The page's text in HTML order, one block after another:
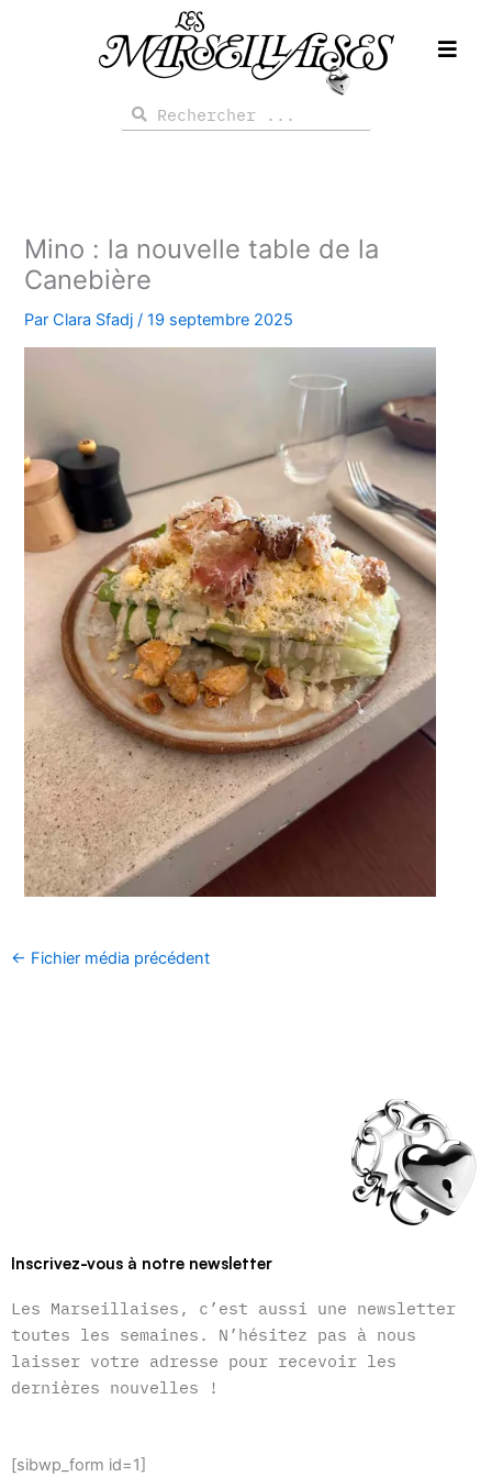
Rechercher
Rechercher
Mino : la nouvelle table de la
Canebière
ParClara Sfadj /19 septembre 2025
← Fichier média précédent
Inscrivez-vous à notre newsletter
Les Marseillaises, c’est aussi une newsletter
toutes les semaines. N’hésitez pas à nous
laisser votre adresse pour recevoir les
dernières nouvelles !
[sibwp_form id=1]